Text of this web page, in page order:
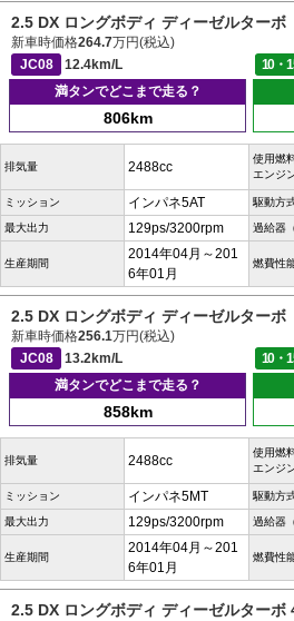
2.5 DX ロングボディ ディーゼルターボ
新車時価格264.7万円(税込)
JC08
12.4km/L 10・
満タンでどこまで走る？
806km
排気量 2488cc
使用燃
エンジ
ミッション インパネ5AT 駆動方
最大出力 129ps/3200rpm 過給器
生産期間
2014年04月～201
6年01月
燃費性
2.5 DX ロングボディ ディーゼルターボ
新車時価格256.1万円(税込)
JC08
13.2km/L 10・
満タンでどこまで走る？
858km
排気量 2488cc
使用燃
エンジ
ミッション インパネ5MT 駆動方
最大出力 129ps/3200rpm 過給器
生産期間
2014年04月～201
6年01月
燃費性
2.5 DX ロングボディ ディーゼルターボ